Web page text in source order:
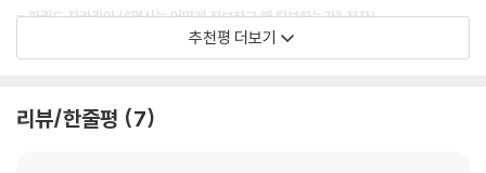
"결국 1914년 여름의 대재앙으로 이끈 것은 강대국 정책 입안자들의 구체
적이고 즉각적인 결정들이었다. 즉 오스트리아의 공격, 러시아의 동원, 영
선포였다."
--- p.225
외교적 중재가 이루어질 시간이 턱없이 부족한 상황에서, 병력을 가장 늦
게 전선에 도착시키는 쪽이 패배할 것이라는 ‘공격 숭배’와 경직된 군사 동
원 계획(독일의 슐리펜 계획 등)이 겹치면서 국가들은 파국적 전쟁이라는
- 파리드 자카리아 (《역사는 어떻게 진보하고 왜 퇴보하는가》 저자)
하며 미래의 강대국 전쟁을 막기 위해 무엇을 해야 하는지 알려준다.
추천평 더보기
리뷰/한줄평 7